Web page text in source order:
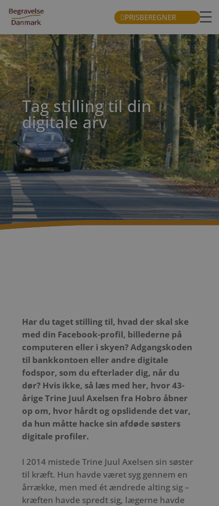
PRISBEREGNER
Tag stilling til din
digitale arv
Har du taget stilling til, hvad der skal ske
med din Facebook-profil, billederne på
computeren eller i skyen? Adgangskoden
til bankkontoen eller andre digitale
fodspor, som du efterlader dig, når du
dør? Hvis ikke, så læs med her, hvor 43-
årige Trine Juul Axelsen fra Hobro åbner
op om, hvor hårdt og opslidende det var,
da hun måtte hacke sin afdøde søsters
digitale profiler.
I 2014 mistede Trine Juul Axelsen sin søster
til kræft. Hun havde været syg gennem en
årrække, men med ét ændrede alting sig –
kræften havde spredt sig, lægerne havde